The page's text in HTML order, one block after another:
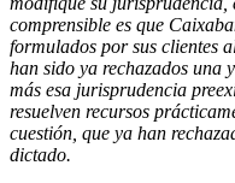
comprensible es que
formulados por sus clientes
han sido ya rechazados una
más esa jurisprudencia
resuelven recursos
cuestión, que ya han
dictado.